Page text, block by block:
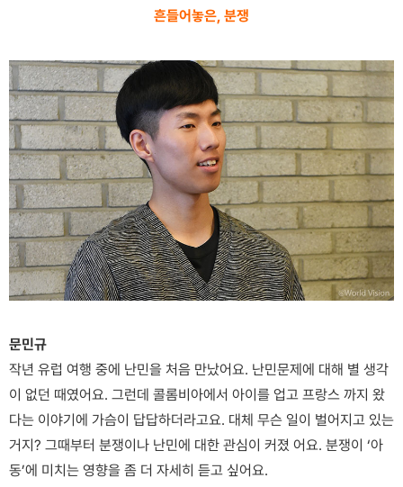
흔들어놓은, 분쟁
문민규
작년 유럽 여행 중에 난민을 처음 만났어요. 난민문제에 대해 별 생각
이 없던 때였어요. 그런데 콜롬비아에서 아이를 업고 프랑스 까지 왔
다는 이야기에 가슴이 답답하더라고요. 대체 무슨 일이 벌어지고 있는
거지? 그때부터 분쟁이나 난민에 대한 관심이 커졌 어요. 분쟁이 ‘아
동’에 미치는 영향을 좀 더 자세히 듣고 싶어요.